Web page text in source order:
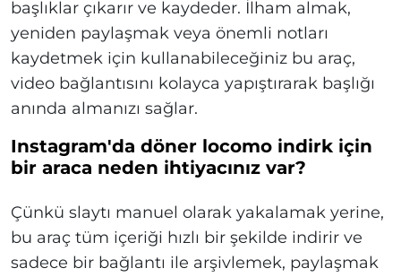
başlıklar çıkarır ve kaydeder. İlham almak,
yeniden paylaşmak veya önemli notları
kaydetmek için kullanabileceğiniz bu araç,
video bağlantısını kolayca yapıştırarak başlığı
anında almanızı sağlar.
Instagram'da döner locomo indirk için
bir araca neden ihtiyacınız var?
Çünkü slaytı manuel olarak yakalamak yerine,
bu araç tüm içeriği hızlı bir şekilde indirir ve
sadece bir bağlantı ile arşivlemek, paylaşmak